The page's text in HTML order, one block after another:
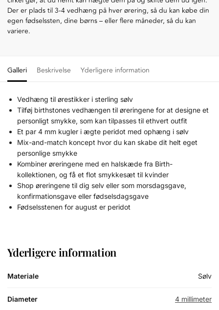
Der er plads til 3-4 vedhæng på hver ørering, så du kan købe din
egen fødselssten, dine børns – eller flere måneder, så du kan
variere.
Galleri Beskrivelse Yderligere information
Vedhæng til ørestikker i sterling sølv
Tilføj birthstones vedhængen til øreringene for at designe et
personligt smykke, som kan tilpasses til ethvert outfit
Et par 4 mm kugler i ægte peridot med ophæng i sølv
Mix-and-match koncept hvor du kan skabe dit helt eget
personlige smykke
Kombiner øreringene med en halskæde fra Birth-
kollektionen, og få et flot smykkesæt til kvinder
Shop øreringene til dig selv eller som morsdagsgave,
konfirmationsgave eller fødselsdagsgave
Fødselsstenen for august er peridot
Yderligere information
Materiale Sølv
Diameter 4 millimeter